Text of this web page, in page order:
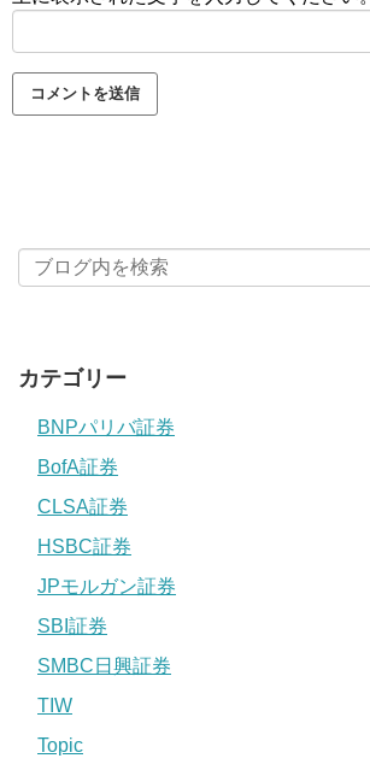
カテゴリー
BNPパリバ証券
BofA証券
CLSA証券
HSBC証券
JPモルガン証券
SBI証券
SMBC日興証券
TIW
Topic